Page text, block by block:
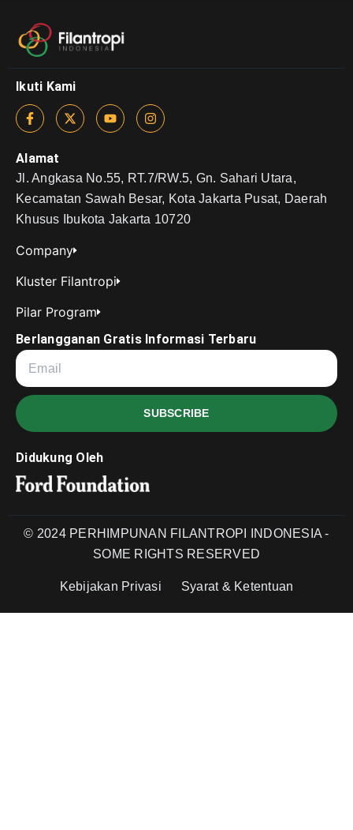
Ikuti Kami
Alamat
Jl. Angkasa No.55, RT.7/RW.5, Gn. Sahari Utara,
Kecamatan Sawah Besar, Kota Jakarta Pusat, Daerah
Khusus Ibukota Jakarta 10720
Company
Kluster Filantropi
Pilar Program
Berlangganan Gratis Informasi Terbaru
SUBSCRIBE
Didukung Oleh
© 2024 PERHIMPUNAN FILANTROPI INDONESIA -
SOME RIGHTS RESERVED
Kebijakan Privasi Syarat & Ketentuan